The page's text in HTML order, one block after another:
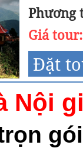
Phương
Giá
Đặt
Nội